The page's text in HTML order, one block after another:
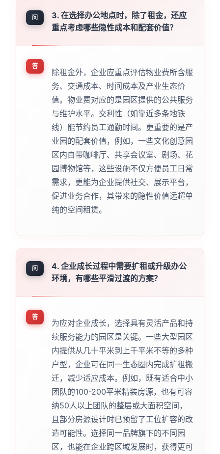
问
3. 在选择办公地点时，除了租金，还应
重点考虑哪些隐性成本和配套价值？
答
除租金外，企业应重点评估物业费所含服
务、交通成本、时间成本及产业生态价
值。物业费对应的是园区提供的公共服务
与维护水平。交利性（如靠近多条地铁
线）能节约员工通勤时间。更重要的是产
业园的配套价值，例如，一些文化创意园
区内自带咖啡厅、共享会议室、剧场、花
园博物馆等，这些设施不仅方便员工日常
需求，更能为企业提供社交、展示平台，
促进业务合作，其带来的隐性价值远超单
纯的空间租赁。
问
4. 企业成长过程中需要扩租或升级办公
环境，有哪些平滑过渡的方案？
答
为应对企业成长，选择具有灵活产品和持
续服务能力的园区是关键。一些大型园区
内提供从几十平米到上千平米不等的多种
户型，企业可在同一生态圈内完成扩租搬
迁，减少适应成本。例如，既有适合中小
团队的100-200平米精装房源，也有可容
纳50人以上团队的整层或大面积空间，
且部分房源设计时已预留了工位扩容的改
造可能性。选择同一品牌旗下的不同园
区，也能在企业跨区域发展时，获得更可